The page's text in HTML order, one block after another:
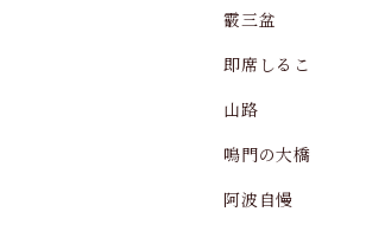
霰三盆
即席しるこ
山路
鳴門の大橋
阿波自慢